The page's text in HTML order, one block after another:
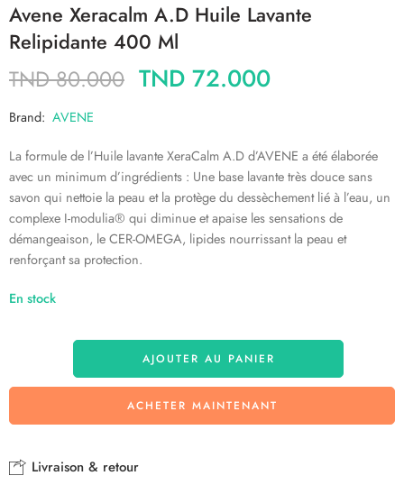
Avene Xeracalm A.D Huile Lavante
Relipidante 400 Ml
TND80.000 TND 72.000
Brand: AVENE
La formule de l’Huile lavante XeraCalm A.D d’AVENE a été élaborée
avec un minimum d’ingrédients : Une base lavante très douce sans
savon qui nettoie la peau et la protège du dessèchement lié à l’eau, un
complexe I-modulia® qui diminue et apaise les sensations de
démangeaison, le CER-OMEGA, lipides nourrissant la peau et
renforçant sa protection.
En stock
AJOUTER AU PANIER
ACHETER MAINTENANT
Livraison & retour